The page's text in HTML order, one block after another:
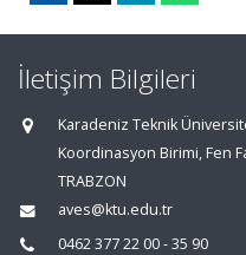
İletişim Bilgileri
Karadeniz Teknik
Koordinasyon Birimi, Fen
TRABZON
aves@ktu.edu.tr
0462 377 22 00 - 35 90